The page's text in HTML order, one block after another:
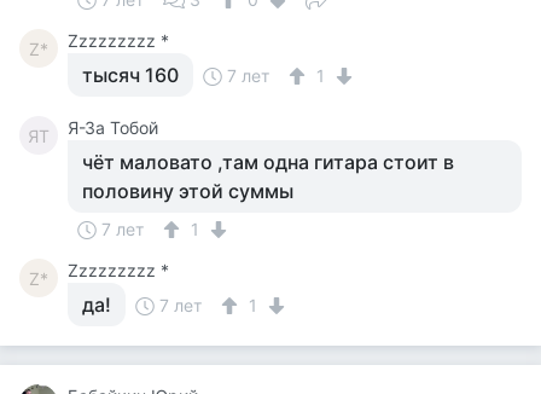
Z* Zzzzzzzzz *
тысяч 160 7 лет 1
ЯТ Я-За Тобой
чёт маловато ,там одна гитара стоит в
половину этой суммы
7 лет 1
Z* Zzzzzzzzz *
да! 7 лет 1